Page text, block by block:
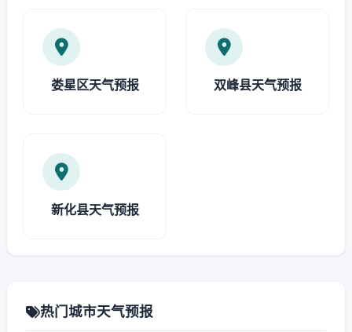
娄星区天气预报 双峰县天气预报
新化县天气预报
热门城市天气预报